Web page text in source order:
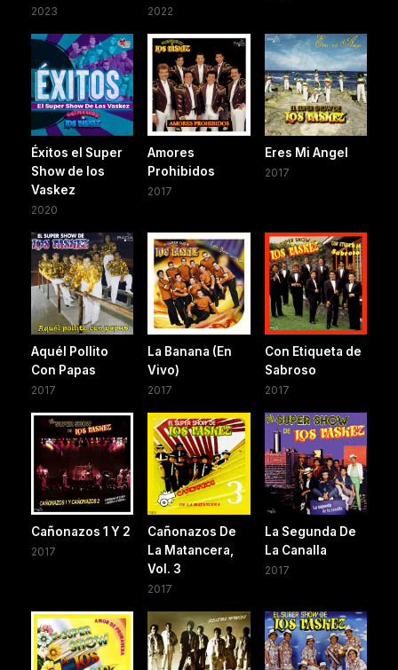
2023 2022
Éxitos el Super
Show de los
Vaskez
2020
Amores
Prohibidos
2017
Eres Mi Angel
2017
Aquél Pollito
Con Papas
2017
La Banana (En
Vivo)
2017
Con Etiqueta de
Sabroso
2017
Cañonazos 1 Y 2
2017
Cañonazos De
La Matancera,
Vol. 3
2017
La Segunda De
La Canalla
2017